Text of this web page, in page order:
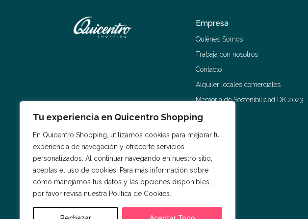
Tu experiencia en Quicentro Shopping
En Quicentro Shopping, utilizamos cookies para mejorar tu
experiencia de navegación y ofrecerte servicios
personalizados. Al continuar navegando en nuestro sitio,
aceptas el uso de cookies. Para más información sobre
cómo manejamos tus datos y las opciones disponibles,
por favor revisa nuestra Política de Cookies.
Empresa
Quiénes Somos
Trabaja con nosotros
Contacto
Alquiler locales comerciales
Memoria de Sostenibilidad DK 2023